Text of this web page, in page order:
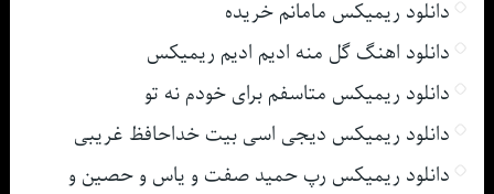
دانلود ریمیکس مامانم خریده
دانلود اهنگ گل منه ادیم ادیم ریمیکس
دانلود ریمیکس متاسفم برای خودم نه تو
دانلود ریمیکس دیجی اسی بیت خداحافظ غریبی
دانلود ریمیکس رپ حمید صفت و یاس و حصین و